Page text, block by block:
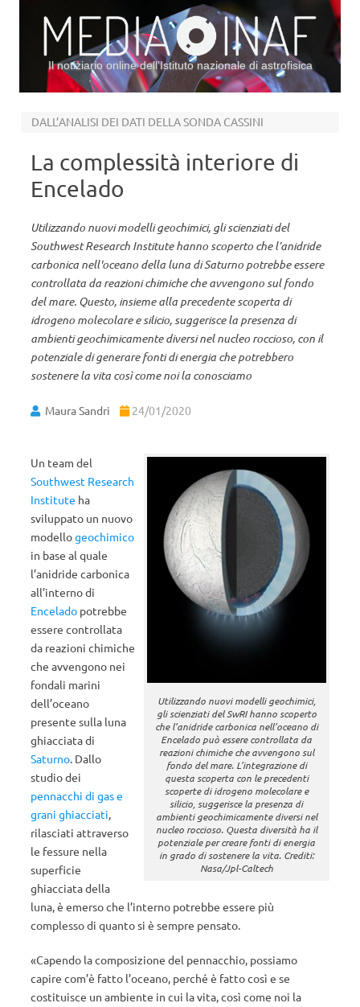
Il notiziario online dell’Istituto nazionale di astrofisica
DALL’ANALISI DEI DATI DELLA SONDA CASSINI
La complessità interiore di
Encelado
Utilizzando nuovi modelli geochimici, gli scienziati del
Southwest Research Institute hanno scoperto che l’anidride
carbonica nell'oceano della luna di Saturno potrebbe essere
controllata da reazioni chimiche che avvengono sul fondo
del mare. Questo, insieme alla precedente scoperta di
idrogeno molecolare e silicio, suggerisce la presenza di
ambienti geochimicamente diversi nel nucleo roccioso, con il
potenziale di generare fonti di energia che potrebbero
sostenere la vita così come noi la conosciamo
Maura Sandri 24/01/2020
Utilizzando nuovi modelli geochimici,
gli scienziati del SwRI hanno scoperto
che l’anidride carbonica nell’oceano di
Encelado può essere controllata da
reazioni chimiche che avvengono sul
fondo del mare. L’integrazione di
questa scoperta con le precedenti
scoperte di idrogeno molecolare e
silicio, suggerisce la presenza di
ambienti geochimicamente diversi nel
nucleo roccioso. Questa diversità ha il
potenziale per creare fonti di energia
in grado di sostenere la vita. Crediti:
Nasa/Jpl-Caltech
Un team del
Southwest Research
Institute ha
sviluppato un nuovo
modellogeochimico
in base al quale
l’anidride carbonica
all’interno di
Encelado potrebbe
essere controllata
da reazioni chimiche
che avvengono nei
fondali marini
dell’oceano
presente sulla luna
ghiacciata di
Saturno. Dallo
studio dei
pennacchi di gas e
grani ghiacciati,
rilasciati attraverso
le fessure nella
superficie
ghiacciata della
luna, è emerso che l’interno potrebbe essere più
complesso di quanto si è sempre pensato.
«Capendo la composizione del pennacchio, possiamo
capire com’è fatto l’oceano, perché è fatto così e se
costituisce un ambiente in cui la vita, così come noi la